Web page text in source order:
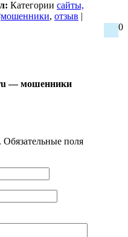
Категории сайты,
мошенники, отзыв |
0
— мошенники
Обязательные поля